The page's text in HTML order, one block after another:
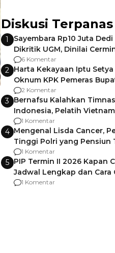
Diskusi Terpanas
1
Sayembara Rp10 Juta
Dikritik UGM, Dinilai
Gagalnya Negara Jamin
6 Komentar
2 Harta Kekayaan Iptu Setya
Oknum KPK Pemeras
Pemalang
2 Komentar
3 Bernafsu Kalahkan Timnas
Indonesia, Pelatih Vietnam
Berencana Pakai Jimat di
1 Komentar
4 Mengenal Lisda Cancer,
Tinggi Polri yang Pensiun
Usai Jadi Brigjen
1 Komentar
5 PIP Termin II 2026 Kapan
Jadwal Lengkap dan Cara
agar Dana Tidak Hangus!
1 Komentar